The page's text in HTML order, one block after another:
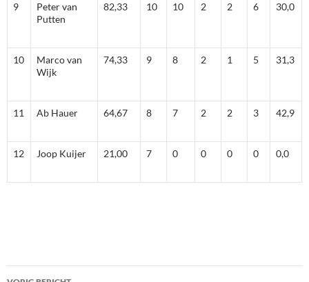
9
Peter van
Putten
82,33 10 10 2 2 6 30,0
10
Marco van
Wijk
74,33 9 8 2 1 5 31,3
11 Ab Hauer 64,67 8 7 2 2 3 42,9
12 Joop Kuijer 21,00 7 0 0 0 0 0,0
Bericht